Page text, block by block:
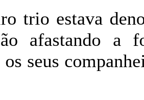
trio estava
afastando a
os seus